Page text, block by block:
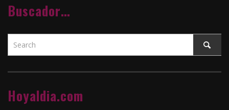
Buscador…
Hoyaldia.com